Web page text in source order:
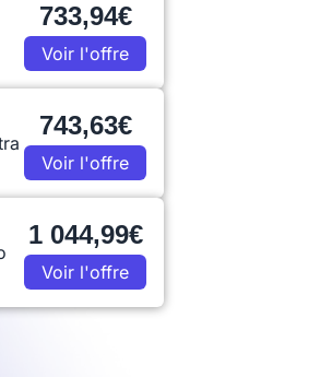
733,94€
Voir l'offre
743,63€
Voir l'offre
1 044,99€
Voir l'offre